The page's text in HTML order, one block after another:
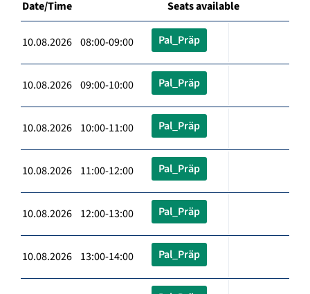
Date/Time Seats available
10.08.2026 08:00-09:00 Pal_Präp
10.08.2026 09:00-10:00 Pal_Präp
10.08.2026 10:00-11:00 Pal_Präp
10.08.2026 11:00-12:00 Pal_Präp
10.08.2026 12:00-13:00 Pal_Präp
10.08.2026 13:00-14:00 Pal_Präp